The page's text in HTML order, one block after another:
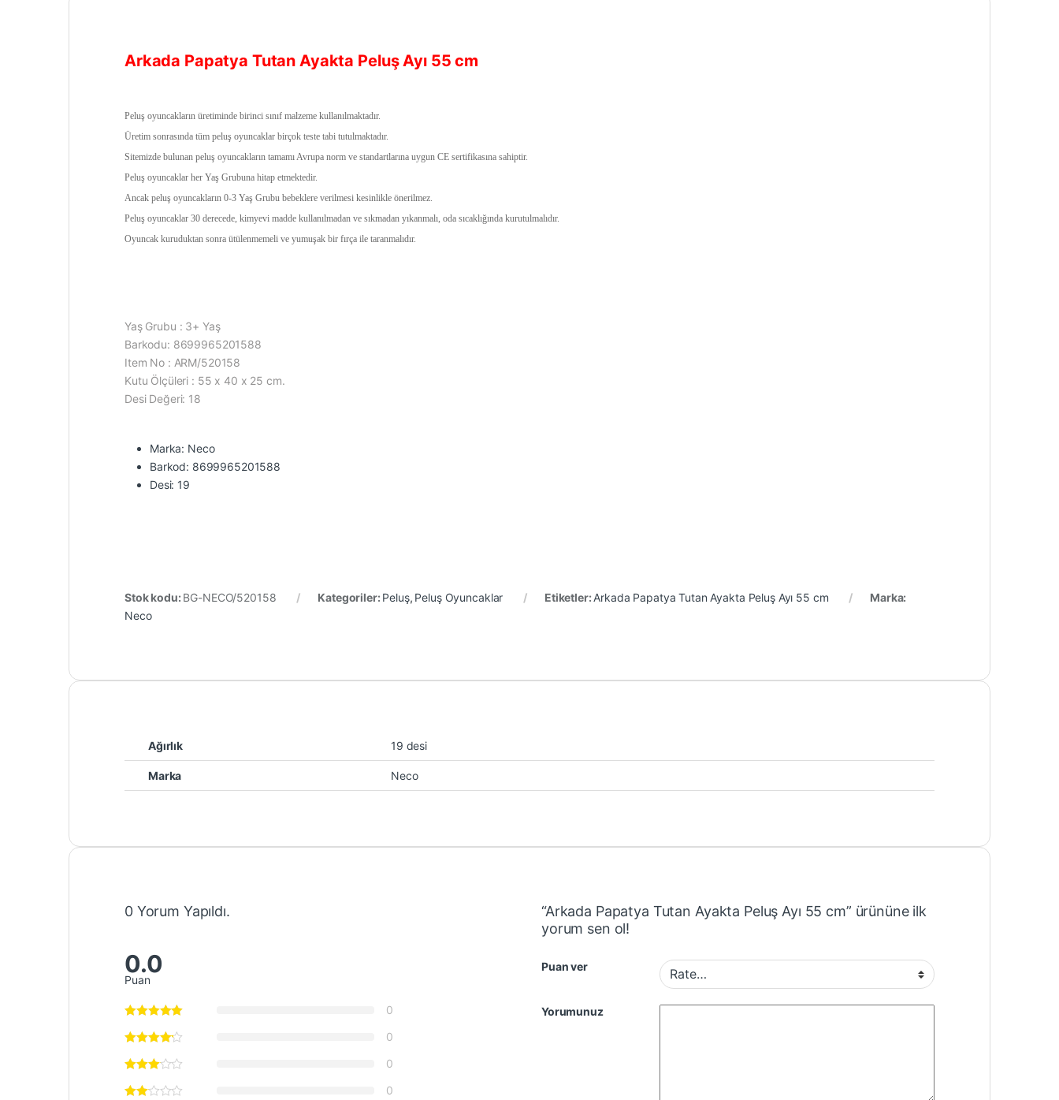
Arkada Papatya Tutan Ayakta Peluş Ayı 55 cm
Peluş oyuncakların üretiminde birinci sınıf malzeme kullanılmaktadır.
Üretim sonrasında tüm peluş oyuncaklar birçok teste tabi tutulmaktadır.
Sitemizde bulunan peluş oyuncakların tamamı Avrupa norm ve standartlarına uygun CE sertifikasına sahiptir.
Peluş oyuncaklar her Yaş Grubuna hitap etmektedir.
Ancak peluş oyuncakların 0-3 Yaş Grubu bebeklere verilmesi kesinlikle önerilmez.
Peluş oyuncaklar 30 derecede, kimyevi madde kullanılmadan ve sıkmadan yıkanmalı, oda sıcaklığında kurutulmalıdır.
Oyuncak kuruduktan sonra ütülenmemeli ve yumuşak bir fırça ile taranmalıdır.
Yaş Grubu : 3+ Yaş
Barkodu: 8699965201588
Item No : ARM/520158
Kutu Ölçüleri : 55 x 40 x 25 cm.
Desi Değeri: 18
Marka: Neco
Barkod: 8699965201588
Desi: 19
Stok kodu: BG-NECO/520158 Kategoriler: Peluş, Peluş Oyuncaklar Etiketler: Arkada Papatya Tutan Ayakta Peluş Ayı 55 cm
Marka:
Neco
Ağırlık 19 desi
Marka Neco
0 Yorum Yapıldı.
0.0
Puan
0
0
0
0
“Arkada Papatya Tutan Ayakta Peluş Ayı 55 cm” ürününe ilk
yorum sen ol!
Puan ver
Yorumunuz